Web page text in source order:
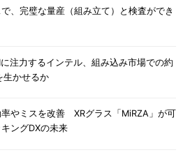
、完璧な量産（組み立て）と検査ができ
注力するインテル、組み込み市場での約
生かせるか
やミスを改善 XRグラス「MiRZA」が可
ングDXの未来